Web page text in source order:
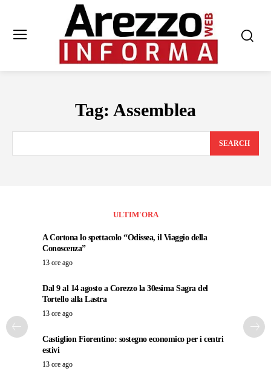
Tag: Assemblea
SEARCH
ULTIM'ORA
A Cortona lo spettacolo “Odissea, il Viaggio della
Conoscenza”
13 ore ago
Dal 9 al 14 agosto a Corezzo la 30esima Sagra del
Tortello alla Lastra
13 ore ago
Castiglion Fiorentino: sostegno economico per i centri
estivi
13 ore ago